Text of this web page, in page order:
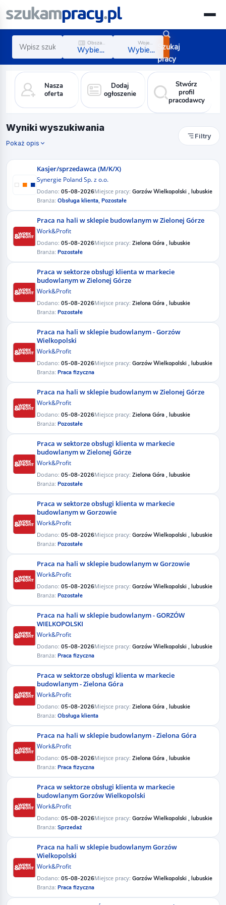
Obszar zawodowy
Wybierz obszar
Województwo
Wybierz region
Szukaj
pracy
Nasza
oferta
Dodaj
ogłoszenie
Stwórz
profil
pracodawcy
Wyniki wyszukiwania
Pokaż opis
Filtry
Kasjer/sprzedawca (M/K/X)​
Synergie Poland Sp. z o.o.
Dodano: 05-08-2026Miejsce pracy: Gorzów Wielkopolski , lubuskie
Branża: Obsługa klienta, Pozostałe
Praca na hali w sklepie budowlanym w Zielonej Górze
Work&Profit
Dodano: 05-08-2026Miejsce pracy: Zielona Góra , lubuskie
Branża: Pozostałe
Praca w sektorze obsługi klienta w markecie
budowlanym w Zielonej Górze
Work&Profit
Dodano: 05-08-2026Miejsce pracy: Zielona Góra , lubuskie
Branża: Pozostałe
Praca na hali w sklepie budowlanym - Gorzów
Wielkopolski
Work&Profit
Dodano: 05-08-2026Miejsce pracy: Gorzów Wielkopolski , lubuskie
Branża: Praca fizyczna
Praca na hali w sklepie budowlanym w Zielonej Górze
Work&Profit
Dodano: 05-08-2026Miejsce pracy: Zielona Góra , lubuskie
Branża: Pozostałe
Praca w sektorze obsługi klienta w markecie
budowlanym w Zielonej Górze
Work&Profit
Dodano: 05-08-2026Miejsce pracy: Zielona Góra , lubuskie
Branża: Pozostałe
Praca w sektorze obsługi klienta w markecie
budowlanym w Gorzowie
Work&Profit
Dodano: 05-08-2026Miejsce pracy: Gorzów Wielkopolski , lubuskie
Branża: Pozostałe
Praca na hali w sklepie budowlanym w Gorzowie
Work&Profit
Dodano: 05-08-2026Miejsce pracy: Gorzów Wielkopolski , lubuskie
Branża: Pozostałe
Praca na hali w sklepie budowlanym - GORZÓW
WIELKOPOLSKI​
Work&Profit
Dodano: 05-08-2026Miejsce pracy: Gorzów Wielkopolski , lubuskie
Branża: Praca fizyczna
Praca w sektorze obsługi klienta w markecie
budowlanym - Zielona Góra
Work&Profit
Dodano: 05-08-2026Miejsce pracy: Zielona Góra , lubuskie
Branża: Obsługa klienta
Praca na hali w sklepie budowlanym - Zielona Góra
Work&Profit
Dodano: 05-08-2026Miejsce pracy: Zielona Góra , lubuskie
Branża: Praca fizyczna
Praca w sektorze obsługi klienta w markecie
budowlanym Gorzów Wielkopolski
Work&Profit
Dodano: 05-08-2026Miejsce pracy: Gorzów Wielkopolski , lubuskie
Branża: Sprzedaż
Praca na hali w sklepie budowlanym Gorzów
Wielkopolski
Work&Profit
Dodano: 05-08-2026Miejsce pracy: Gorzów Wielkopolski , lubuskie
Branża: Praca fizyczna